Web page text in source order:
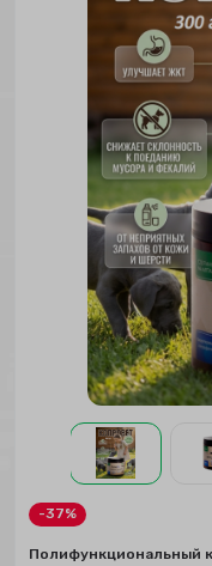
-37%
Полифункциональный